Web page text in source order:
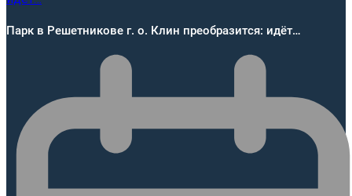
Парк в Решетникове г. о. Клин преобразится: идёт…